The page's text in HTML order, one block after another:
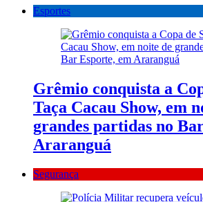
Esportes
Grêmio conquista a
Taça Cacau Show, em
grandes partidas no
Araranguá
Segurança